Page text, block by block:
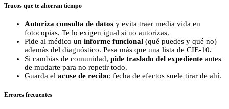
Trucos que te ahorran tiempo
Autoriza consulta de datos y evita traer media vida en
fotocopias. Te lo exigen igual si no autorizas.
Pide al médico un informe funcional (qué puedes y qué no)
además del diagnóstico. Pesa más que una lista de CIE-10.
Si cambias de comunidad, pide traslado del expediente antes
de mudarte para no repetir todo.
Guarda el acuse de recibo: fecha de efectos suele tirar de ahí.
Errores frecuentes